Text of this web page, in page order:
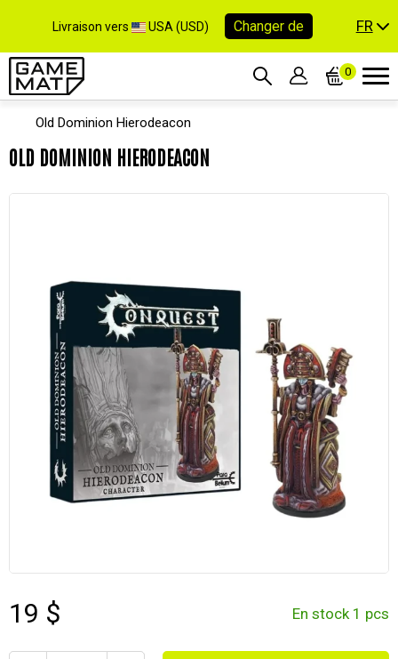
Livraison vers USA (USD) Changer de FR
0
Old Dominion Hierodeacon
OLD DOMINION HIERODEACON
19 $ En stock 1 pcs